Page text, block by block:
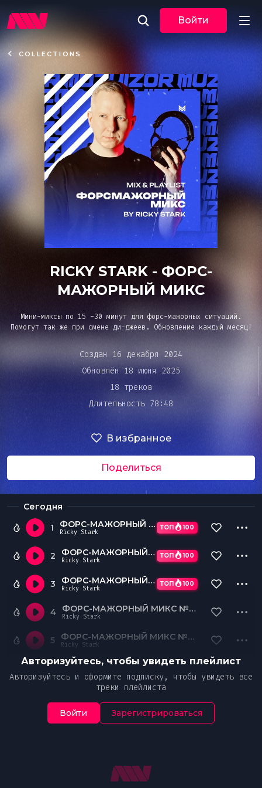
Музыка
По трекам
По жанрам
Плейлисты
Event
Bar&Club
Mainstage
Эдиторы
Чарты
DJ BATTLE
Войти
COLLECTIONS
RICKY STARK - ФОРС-
МАЖОРНЫЙ МИКС
Мини-миксы по 15 -30 минут для форс-мажорных ситуаций.
Помогут так же при смене ди-джеев. Обновление каждый месяц!
Создан 16 декабря 2024
Обновлён 18 июня 2025
18 треков
Длительность 78:48
В избранное
Поделиться
Сегодня
1
ФОРС-МАЖОРНЫЙ МИКС №1 (Hip-Hop)
Ricky Stark
ТОП 100
2 ФОРС-МАЖОРНЫЙ МИКС №2 (Open Format)
Ricky Stark
ТОП 100
3 ФОРС-МАЖОРНЫЙ МИКС №3 (Rus Pop)
Ricky Stark
ТОП 100
4 ФОРС-МАЖОРНЫЙ МИКС №4 (House Pop)
Ricky Stark
5 ФОРС-МАЖОРНЫЙ МИКС №5 (Rus Pop)
Ricky Stark
Авторизуйтесь, чтобы увидеть плейлист
Авторизуйтесь и оформите подписку, чтобы увидеть все
треки плейлиста
Войти Зарегистрироваться
воспроизведения